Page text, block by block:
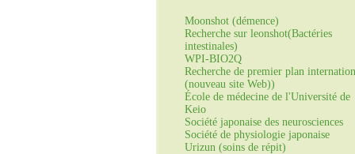
Moonshot (démence)
Recherche sur leonshot(Bactéries
intestinales)
WPI-BIO2Q
Recherche de premier plan
(nouveau site Web))
École de médecine de l'Université de
Keio
Société japonaise des neurosciences
Société de physiologie japonaise
Urizun (soins de répit)